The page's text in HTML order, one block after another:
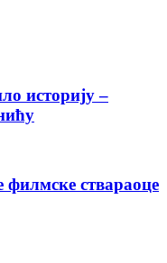
историју –
ствараоце